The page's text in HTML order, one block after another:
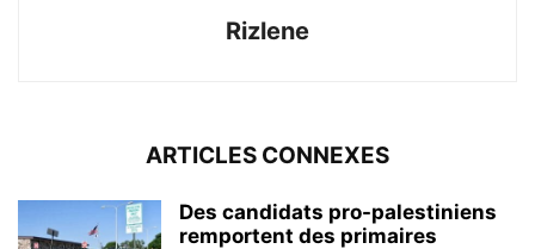
Rizlene
ARTICLES CONNEXES
Des candidats pro-palestiniens
remportent des primaires